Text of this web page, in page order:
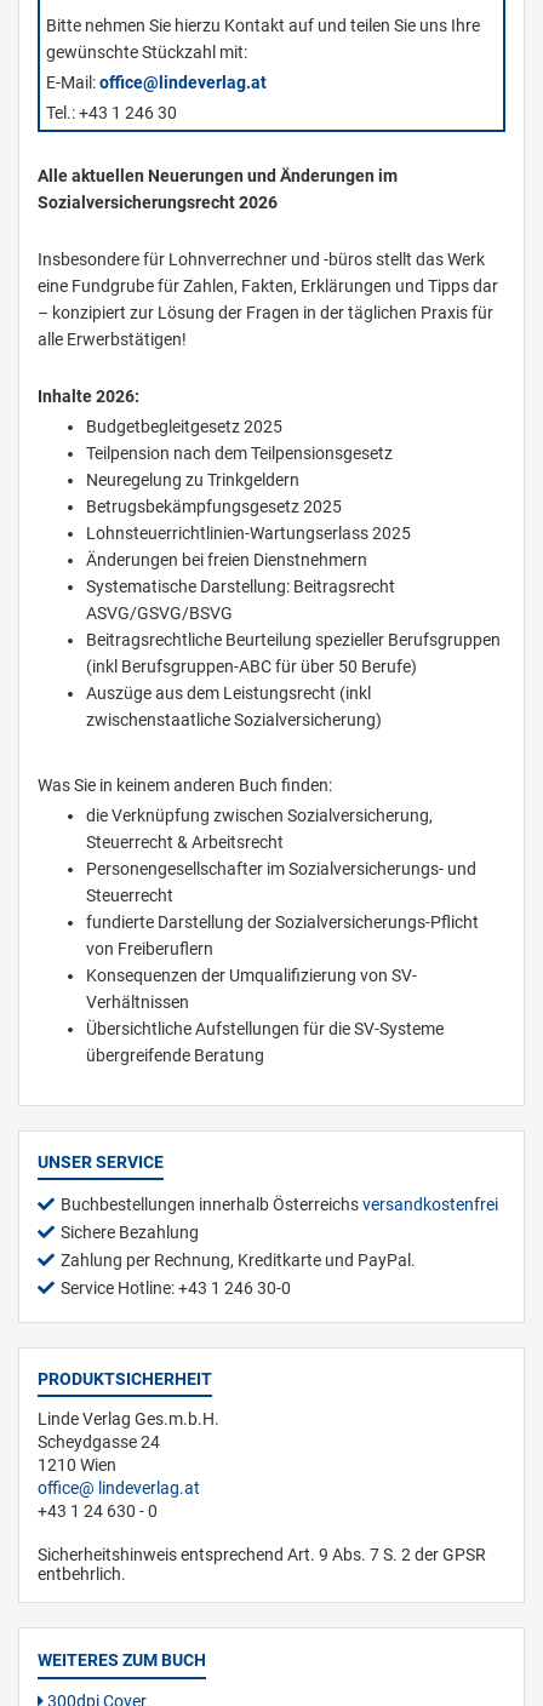
Bitte nehmen Sie hierzu Kontakt auf und teilen Sie uns Ihre
gewünschte Stückzahl mit:
E-Mail:office@lindeverlag.at
Tel.: +43 1 246 30
Alle aktuellen Neuerungen und Änderungen im
Sozialversicherungsrecht 2026
Insbesondere für Lohnverrechner und -büros stellt das Werk
eine Fundgrube für Zahlen, Fakten, Erklärungen und Tipps dar
– konzipiert zur Lösung der Fragen in der täglichen Praxis für
alle Erwerbstätigen!
Inhalte 2026:
Budgetbegleitgesetz 2025
Teilpension nach dem Teilpensionsgesetz
Neuregelung zu Trinkgeldern
Betrugsbekämpfungsgesetz 2025
Lohnsteuerrichtlinien-Wartungserlass 2025
Änderungen bei freien Dienstnehmern
Systematische Darstellung: Beitragsrecht
ASVG/GSVG/BSVG
Beitragsrechtliche Beurteilung spezieller Berufsgruppen
(inkl Berufsgruppen-ABC für über 50 Berufe)
Auszüge aus dem Leistungsrecht (inkl
zwischenstaatliche Sozialversicherung)
Was Sie in keinem anderen Buch finden:
die Verknüpfung zwischen Sozialversicherung,
Steuerrecht & Arbeitsrecht
Personengesellschafter im Sozialversicherungs- und
Steuerrecht
fundierte Darstellung der Sozialversicherungs-Pflicht
von Freiberuflern
Konsequenzen der Umqualifizierung von SV-
Verhältnissen
Übersichtliche Aufstellungen für die SV-Systeme
übergreifende Beratung
UNSER SERVICE
Buchbestellungen innerhalb Österreichsversandkostenfrei
Sichere Bezahlung
Zahlung per Rechnung, Kreditkarte und PayPal.
Service Hotline: +43 1 246 30-0
PRODUKTSICHERHEIT
Linde Verlag Ges.m.b.H.
Scheydgasse 24
1210 Wien
office
lindeverlag.at
+43 1 24 630 - 0
Sicherheitshinweis entsprechend Art. 9 Abs. 7 S. 2 der GPSR
entbehrlich.
WEITERES ZUM BUCH
300dpi Cover